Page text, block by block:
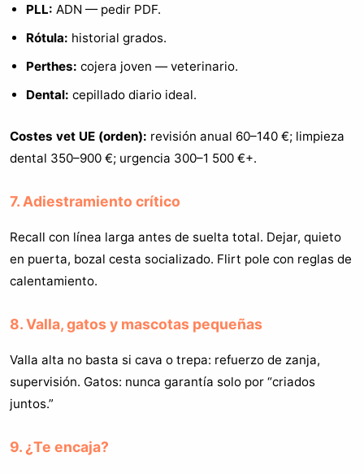
PLL: ADN — pedir PDF.
Rótula: historial grados.
Perthes: cojera joven — veterinario.
Dental: cepillado diario ideal.
Costes vet UE (orden): revisión anual 60–140 €; limpieza
dental 350–900 €; urgencia 300–1 500 €+.
7. Adiestramiento crítico
Recall con línea larga antes de suelta total. Dejar, quieto
en puerta, bozal cesta socializado. Flirt pole con reglas de
calentamiento.
8. Valla, gatos y mascotas pequeñas
Valla alta no basta si cava o trepa: refuerzo de zanja,
supervisión. Gatos: nunca garantía solo por “criados
juntos.”
9. ¿Te encaja?